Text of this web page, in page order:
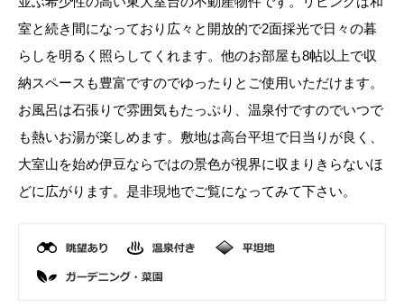
室と続き間になっており広々と開放的で2面採光で日々の暮
らしを明るく照らしてくれます。他のお部屋も8帖以上で収
納スペースも豊富ですのでゆったりとご使用いただけます。
お風呂は石張りで雰囲気もたっぷり、温泉付ですのでいつで
も熱いお湯が楽しめます。敷地は高台平坦で日当りが良く、
大室山を始め伊豆ならではの景色が視界に収まりきらないほ
どに広がります。是非現地でご覧になってみて下さい。